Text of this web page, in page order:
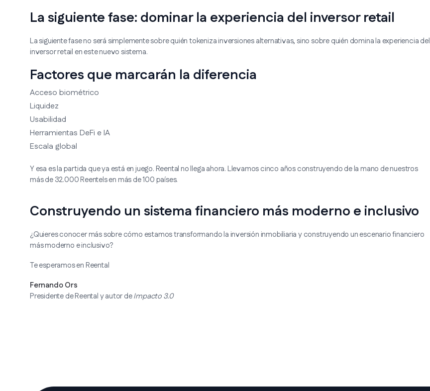
La siguiente fase: dominar la experiencia del inversor retail
La siguiente fase no será simplemente sobre quién tokeniza inversiones alternativas, sino sobre quién domina la experiencia del
inversor retail en este nuevo sistema.
Factores que marcarán la diferencia
Acceso biométrico
Liquidez
Usabilidad
Herramientas DeFi e IA
Escala global
Y esa es la partida que ya está en juego. Reental no llega ahora. Llevamos cinco años construyendo de la mano de nuestros
más de 32.000 Reentels en más de 100 países.
Construyendo un sistema financiero más moderno e inclusivo
¿Quieres conocer más sobre cómo estamos transformando la inversión inmobiliaria y construyendo un escenario financiero
más moderno e inclusivo?
Te esperamos en Reental
Fernando Ors
Presidente de Reental y autor deImpacto 3.0